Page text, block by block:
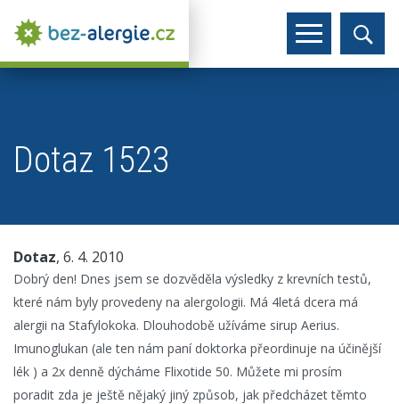
Dotaz 1523
Dotaz, 6. 4. 2010
Dobrý den! Dnes jsem se dozvěděla výsledky z krevních testů,
které nám byly provedeny na alergologii. Má 4letá dcera má
alergii na Stafylokoka. Dlouhodobě užíváme sirup Aerius.
Imunoglukan (ale ten nám paní doktorka přeordinuje na účinější
lék ) a 2x denně dýcháme Flixotide 50. Můžete mi prosím
poradit zda je ještě nějaký jiný způsob, jak předcházet těmto